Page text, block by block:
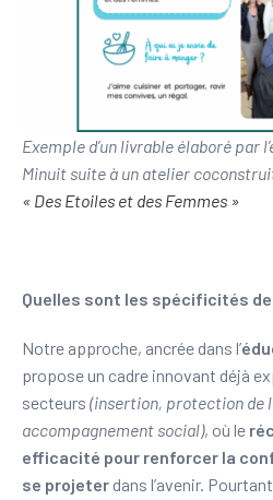
Exemple d’un livrable élaboré par
Minuit suite à un atelier
« Des Etoiles et des Femmes »
Quelles sont les spécificités
Notre approche, ancrée dans l’
propose un cadre innovant déjà
secteurs (insertion, protection de
accompagnement social), où le
efficacité pour renforcer la
se projeter dans l’avenir.